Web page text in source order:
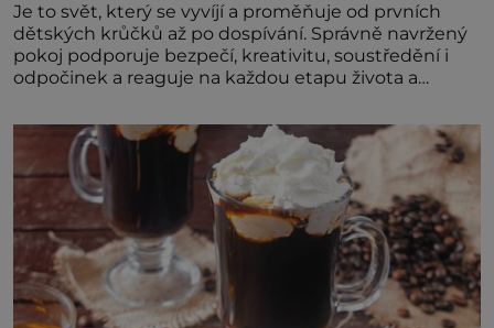
Je to svět, který se vyvíjí a proměňuje od prvních
dětských krůčků až po dospívání. Správně navržený
pokoj podporuje bezpečí, kreativitu, soustředění i
odpočinek a reaguje na každou etapu života a
jednoduchost, měkkost a bezpečí, proto by pokoj
miminka měl působit především klidně a útulně.
Předškolní věk je